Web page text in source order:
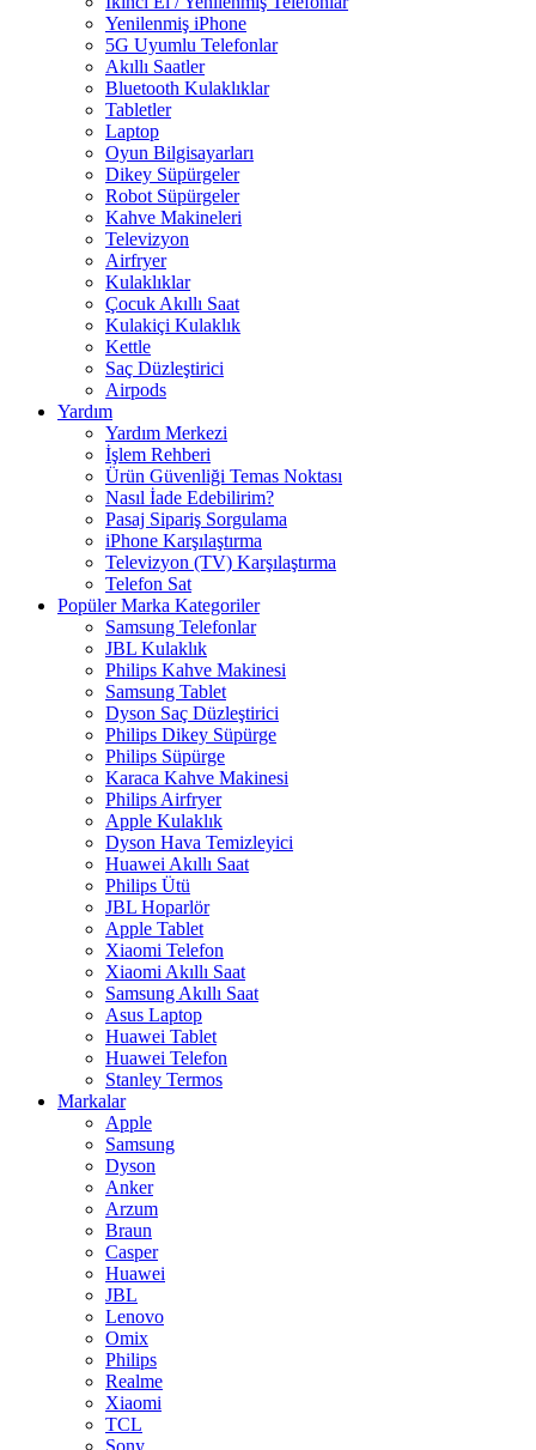
Yenilenmiş iPhone
5G Uyumlu Telefonlar
Akıllı Saatler
Bluetooth Kulaklıklar
Tabletler
Laptop
Oyun Bilgisayarları
Dikey Süpürgeler
Robot Süpürgeler
Kahve Makineleri
Televizyon
Airfryer
Kulaklıklar
Çocuk Akıllı Saat
Kulakiçi Kulaklık
Kettle
Saç Düzleştirici
Airpods
Yardım
Yardım Merkezi
İşlem Rehberi
Ürün Güvenliği Temas Noktası
Nasıl İade Edebilirim?
Pasaj Sipariş Sorgulama
iPhone Karşılaştırma
Televizyon (TV) Karşılaştırma
Telefon Sat
Popüler Marka Kategoriler
Samsung Telefonlar
JBL Kulaklık
Philips Kahve Makinesi
Samsung Tablet
Dyson Saç Düzleştirici
Philips Dikey Süpürge
Philips Süpürge
Karaca Kahve Makinesi
Philips Airfryer
Apple Kulaklık
Dyson Hava Temizleyici
Huawei Akıllı Saat
Philips Ütü
JBL Hoparlör
Apple Tablet
Xiaomi Telefon
Xiaomi Akıllı Saat
Samsung Akıllı Saat
Asus Laptop
Huawei Tablet
Huawei Telefon
Stanley Termos
Markalar
Apple
Samsung
Dyson
Anker
Arzum
Braun
Casper
Huawei
JBL
Lenovo
Omix
Philips
Realme
Xiaomi
TCL